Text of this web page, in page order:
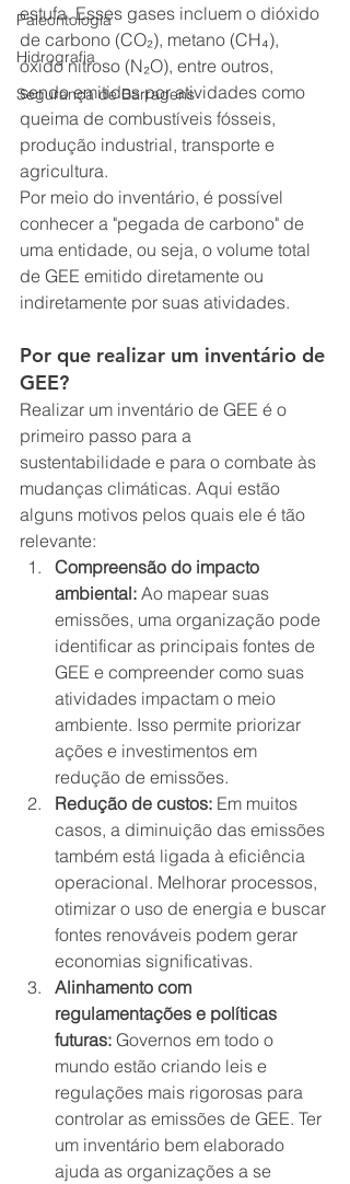
Paleontologia
Hidrografia
Segurança de Barragens
estufa. Esses gases incluem o dióxido
de carbono (CO₂), metano (CH₄),
óxido nitroso (N₂O), entre outros,
sendo emitidos por atividades como
queima de combustíveis fósseis,
produção industrial, transporte e
agricultura.
Por meio do inventário, é possível
conhecer a "pegada de carbono" de
uma entidade, ou seja, o volume total
de GEE emitido diretamente ou
indiretamente por suas atividades.
Por que realizar um inventário de
GEE?
Realizar um inventário de GEE é o
primeiro passo para a
sustentabilidade e para o combate às
mudanças climáticas. Aqui estão
alguns motivos pelos quais ele é tão
relevante:
Compreensão do impacto
ambiental: Ao mapear suas
emissões, uma organização pode
identificar as principais fontes de
GEE e compreender como suas
atividades impactam o meio
ambiente. Isso permite priorizar
ações e investimentos em
redução de emissões.
Redução de custos: Em muitos
casos, a diminuição das emissões
também está ligada à eficiência
operacional. Melhorar processos,
otimizar o uso de energia e buscar
fontes renováveis podem gerar
economias significativas.
Alinhamento com
regulamentações e políticas
futuras: Governos em todo o
mundo estão criando leis e
regulações mais rigorosas para
controlar as emissões de GEE. Ter
um inventário bem elaborado
ajuda as organizações a se